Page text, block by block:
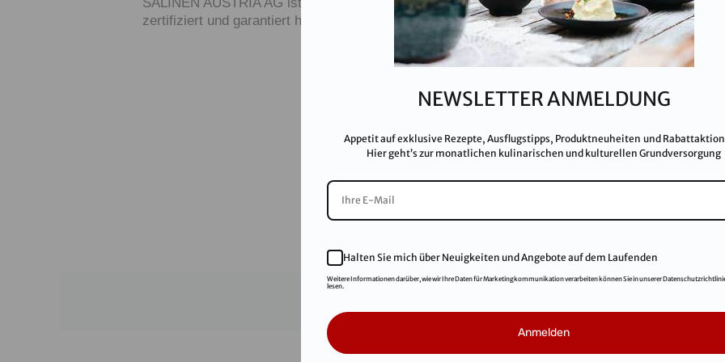
zertifiziert und garantiert höchste Qualitätsstandards.
NEWSLETTER ANMELDUNG
Appetit auf exklusive Rezepte, Ausflugstipps, Produktneuheiten und
Hier geht’s zur monatlichen kulinarischen und kulturellen Grundversorgung
Halten Sie mich über Neuigkeiten und Angebote auf dem Laufenden
Weitere Informationen darüber, wie wir Ihre Daten für Marketingkommunikation verarbeiten können Sie in unserer
lesen.
Anmelden